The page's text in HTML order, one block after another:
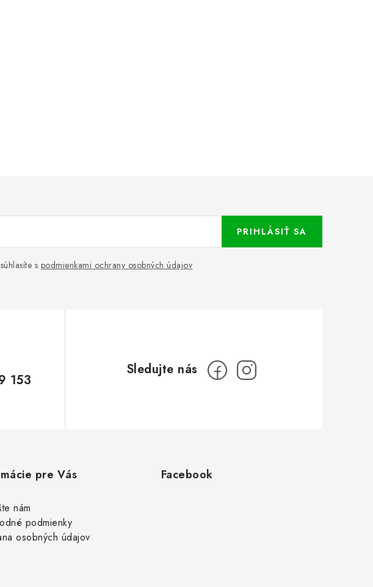
s podmienkami ochrany osobných údajov
PRIHLÁSIŤ SA
153
pre Vás
nám
podmienky
osobných údajov
Facebook